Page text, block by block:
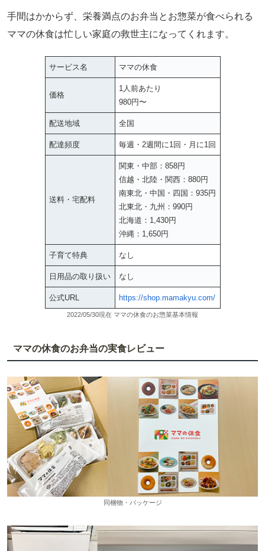
手間はかからず、栄養満点のお弁当とお惣菜が食べられる
ママの休食は忙しい家庭の救世主になってくれます。
サービス名 ママの休食
価格
1人前あたり
980円〜
配送地域 全国
配達頻度 毎週・2週間に1回・月に1回
送料・宅配料
関東・中部：858円
信越・北陸・関西：880円
南東北・中国・四国：935円
北東北・九州：990円
北海道：1,430円
沖縄：1,650円
子育て特典 なし
日用品の取り扱い なし
公式URL https://shop.mamakyu.com/
2022/05/30現在 ママの休食のお惣菜基本情報
ママの休食のお弁当の実食レビュー
同梱物・パッケージ